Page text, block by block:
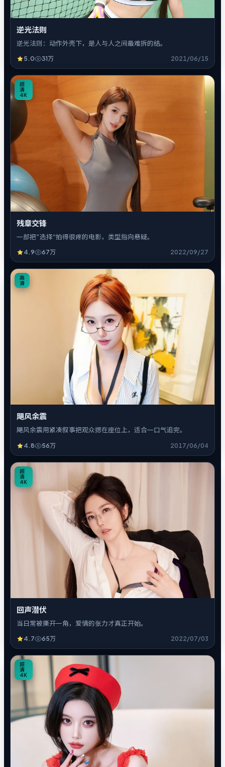
逆光法则
逆光法则：动作外壳下，是人与人之间最难拆的结。
5.0 31万 2021/06/15
超
清
4K
残章交锋
一部把“选择”拍得很疼的电影，类型指向悬疑。
4.9 67万 2022/09/27
高
清
飓风余震
飓风余震用紧凑叙事把观众摁在座位上，适合一口气追完。
4.8 56万 2017/06/04
超
清
4K
回声潜伏
当日常被撕开一角，爱情的张力才真正开始。
4.7 65万 2022/07/03
超
清
4K